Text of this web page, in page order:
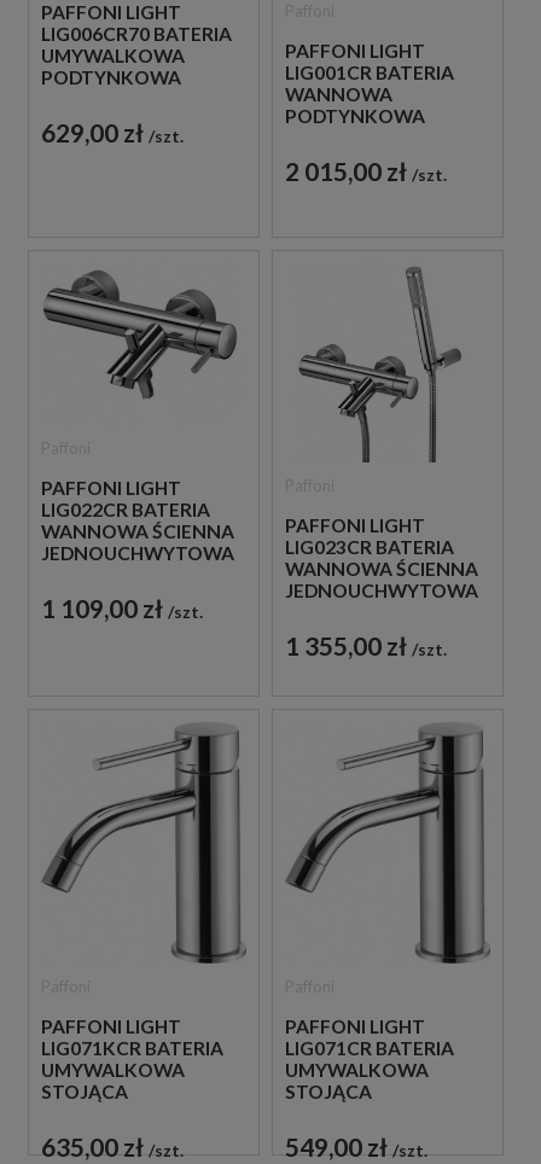
PAFFONI LIGHT
LIG006CR70 BATERIA
UMYWALKOWA
PODTYNKOWA
CHROM
629,00 zł szt.
PAFFONI LIGHT
LIG001CR BATERIA
WANNOWA
PODTYNKOWA
CHROM
2 015,00 zł szt.
PAFFONI LIGHT
LIG022CR BATERIA
WANNOWA ŚCIENNA
JEDNOUCHWYTOWA
1 109,00 zł szt.
PAFFONI LIGHT
LIG023CR BATERIA
WANNOWA ŚCIENNA
JEDNOUCHWYTOWA
1 355,00 zł szt.
PAFFONI LIGHT
LIG071KCR BATERIA
UMYWALKOWA
STOJĄCA
CHROM
635,00 zł szt.
PAFFONI LIGHT
LIG071CR BATERIA
UMYWALKOWA
STOJĄCA
CHROM
549,00 zł szt.